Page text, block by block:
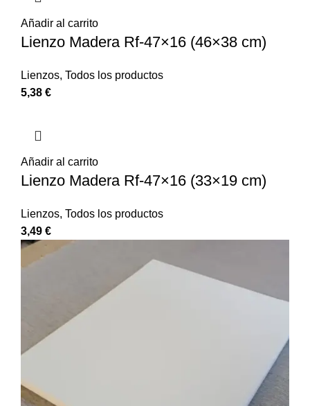
Añadir al carrito
Lienzo Madera Rf-47×16 (46×38 cm)
Lienzos, Todos los productos
5,38 €
Añadir al carrito
Lienzo Madera Rf-47×16 (33×19 cm)
Lienzos, Todos los productos
3,49 €